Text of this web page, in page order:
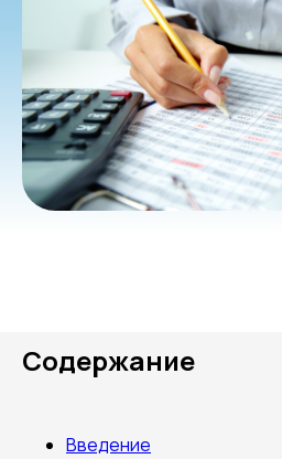
Содержание
Введение